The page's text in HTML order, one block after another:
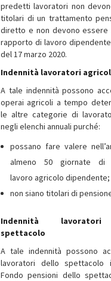
predetti lavoratori non
titolari di un trattamento
diretto e non devono essere
rapporto di lavoro
del 17 marzo 2020.
Indennità lavoratori
A tale indennità possono
operai agricoli a tempo
le altre categorie di
negli elenchi annuali purché:
possano fare valere
almeno 50 giornate di
lavoro agricolo dipendente;
non siano titolari di
Indennità
spettacolo
A tale indennità possono
lavoratori dello spettacolo
Fondo pensioni dello